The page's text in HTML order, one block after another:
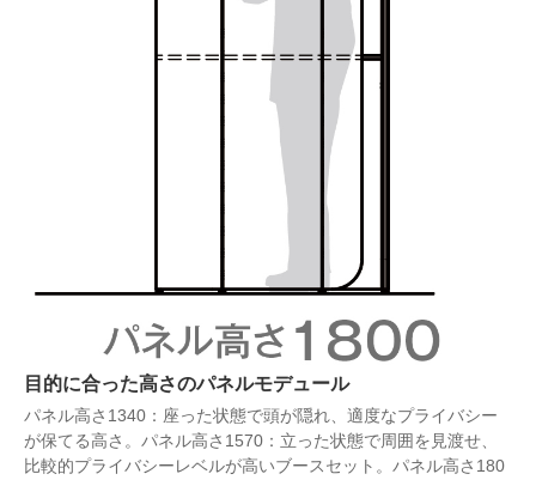
目的に合った高さのパネルモデュール
パネル高さ1340：座った状態で頭が隠れ、適度なプライバシー
が保てる高さ。パネル高さ1570：立った状態で周囲を見渡せ、
比較的プライバシーレベルが高いブースセット。パネル高さ180